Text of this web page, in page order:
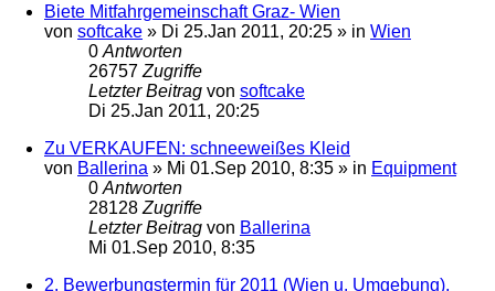
Biete Mitfahrgemeinschaft Graz- Wien
von softcake » Di 25.Jan 2011, 20:25 » in Wien
0 Antworten
26757 Zugriffe
Letzter Beitrag von softcake
Di 25.Jan 2011, 20:25
Zu VERKAUFEN: schneeweißes Kleid
von Ballerina » Mi 01.Sep 2010, 8:35 » in Equipment
0 Antworten
28128 Zugriffe
Letzter Beitrag von Ballerina
Mi 01.Sep 2010, 8:35
2. Bewerbungstermin für 2011 (Wien u. Umgebung),